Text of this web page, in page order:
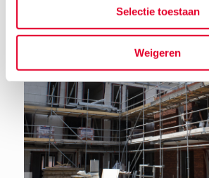
Selectie toestaan
Weigeren